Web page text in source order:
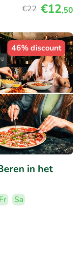
€22 €12,50
46% discount
in het
Fr
Sa